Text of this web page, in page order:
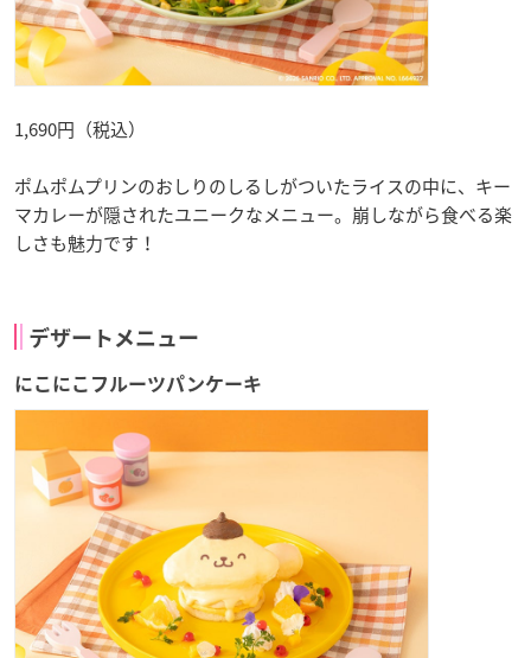
1,690円（税込）
ポムポムプリンのおしりのしるしがついたライスの中に、キー
マカレーが隠されたユニークなメニュー。崩しながら食べる楽
しさも魅力です！
デザートメニュー
にこにこフルーツパンケーキ